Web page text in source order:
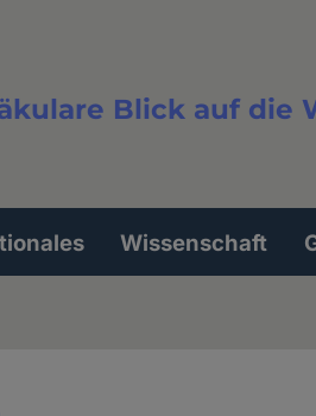
Blick auf die
Wissenschaft